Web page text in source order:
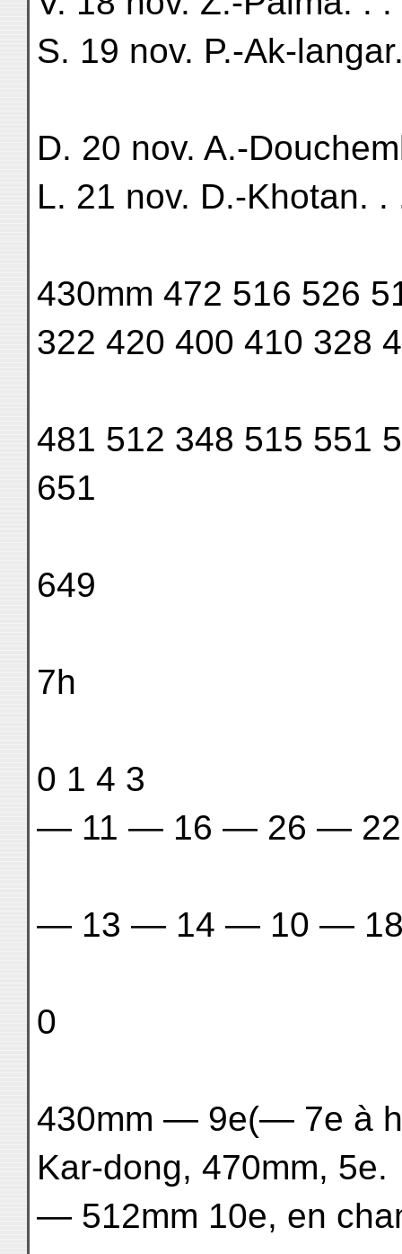
S. 19 nov. P.-Ak-
D. 20 nov. A.-
L. 21 nov. D.-Khotan. .
430mm 472 516 526
322 420 400 410 328
481 512 348 515 551
651
649
7h
0 1 4 3
— 11 — 16 — 26 —
— 13 — 14 — 10 — 18
0
430mm — 9e(— 7e à
Kar-dong, 470mm, 5e.
— 512mm 10e, en